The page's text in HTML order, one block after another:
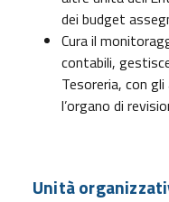
dei budget
Cura il
contabili,
Tesoreria, con
l’organo di
Unità